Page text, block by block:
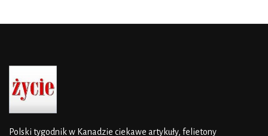
Polski tygodnik w Kanadzie ciekawe artykuły, felietony